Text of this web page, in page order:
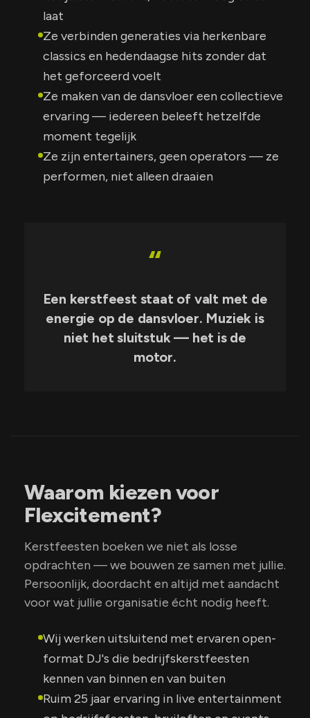
laat
Ze verbinden generaties via herkenbare
classics en hedendaagse hits zonder dat
het geforceerd voelt
Ze maken van de dansvloer een collectieve
ervaring — iedereen beleeft hetzelfde
moment tegelijk
Ze zijn entertainers, geen operators — ze
performen, niet alleen draaien
“
Een kerstfeest staat of valt met de
energie op de dansvloer. Muziek is
niet het sluitstuk — het is de
motor.
Waarom kiezen voor
Flexcitement?
Kerstfeesten boeken we niet als losse
opdrachten — we bouwen ze samen met jullie.
Persoonlijk, doordacht en altijd met aandacht
voor wat jullie organisatie écht nodig heeft.
Wij werken uitsluitend met ervaren open-
format DJ's die bedrijfskerstfeesten
kennen van binnen en van buiten
Ruim 25 jaar ervaring in live entertainment